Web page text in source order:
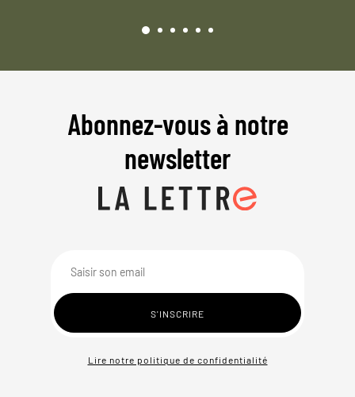
Abonnez-vous à notre
newsletter
Lire notre politique de confidentialité